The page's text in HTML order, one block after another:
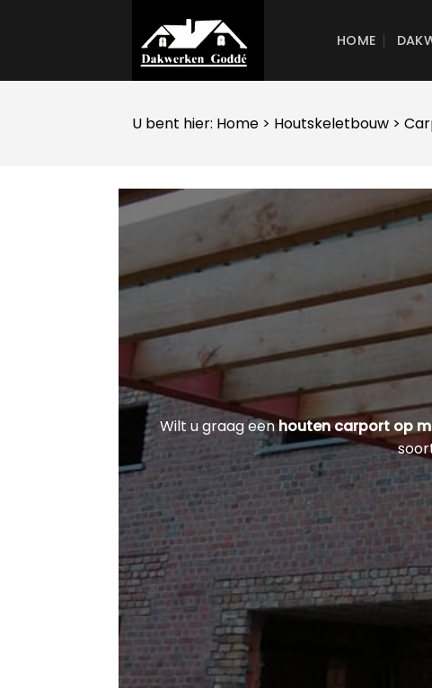
HOME
U bent hier: Home > Houtskeletbouw >
Wilt u graag eenhouten carport op